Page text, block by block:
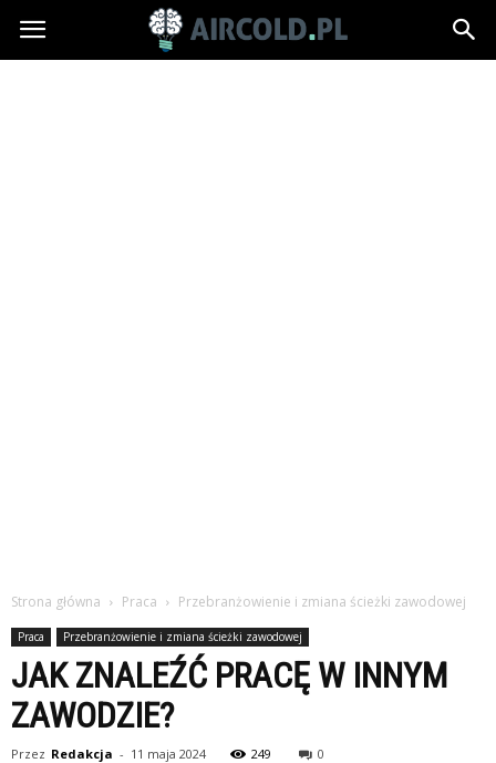
Aircold.pl
Strona główna Praca Przebranżowienie i zmiana ścieżki zawodowej
Praca Przebranżowienie i zmiana ścieżki zawodowej
JAK ZNALEŹĆ PRACĘ W INNYM
ZAWODZIE?
Przez Redakcja - 11 maja 2024 249 0